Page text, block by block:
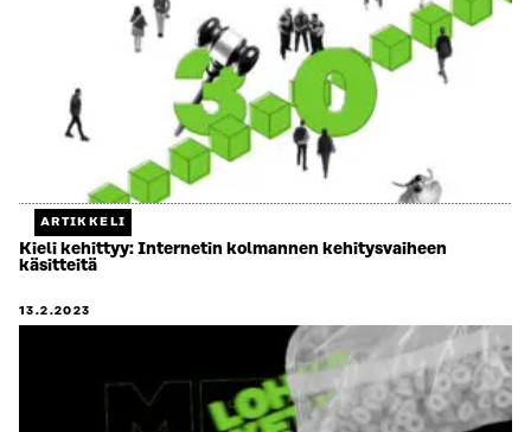
ARTIKKELI
Kieli kehittyy: Internetin kolmannen kehitysvaiheen
käsitteitä
13.2.2023